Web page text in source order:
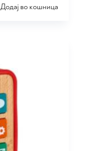
Додај во кошница